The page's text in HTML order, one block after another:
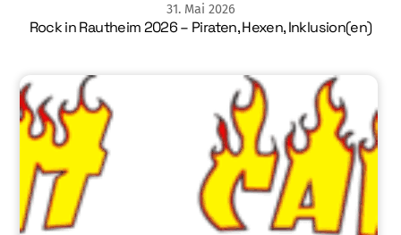
31. Mai 2026
Rock in Rautheim 2026 – Piraten, Hexen, Inklusion(en)